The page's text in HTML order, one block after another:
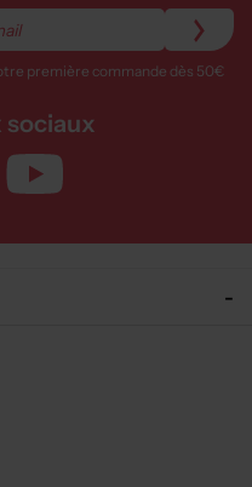
première commande dès 50€
sociaux